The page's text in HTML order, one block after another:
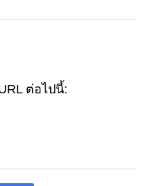
ต่อไปนี้: